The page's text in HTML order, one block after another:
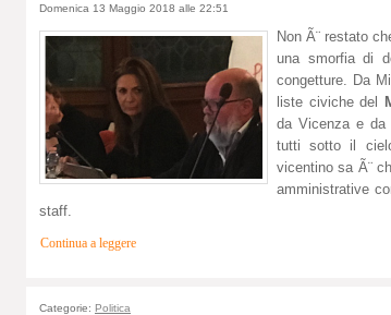
Domenica 13 Maggio 2018 alle 22:51
Non Ã¨ restato
una smorfia di
congetture. Da
liste civiche del
da Vicenza e da
tutti sotto il
vicentino sa Ã¨
amministrative
staff.
Continua a leggere
Categorie: Politica